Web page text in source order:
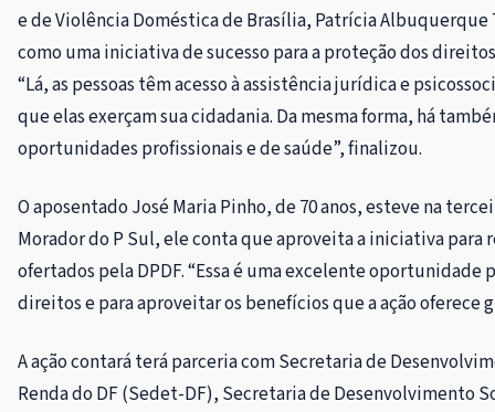
e de Violência Doméstica de Brasília, Patrícia Albuquerque
como uma iniciativa de sucesso para a proteção dos
“Lá, as pessoas têm acesso à assistência jurídica e
que elas exerçam sua cidadania. Da mesma forma, há
oportunidades profissionais e de saúde”, finalizou.
O aposentado José Maria Pinho, de 70 anos, esteve na
Morador do P Sul, ele conta que aproveita a iniciativa para
ofertados pela DPDF. “Essa é uma excelente oportunidade
direitos e para aproveitar os benefícios que a ação oferece
A ação contará terá parceria com Secretaria de
Renda do DF (Sedet-DF), Secretaria de Desenvolvimento